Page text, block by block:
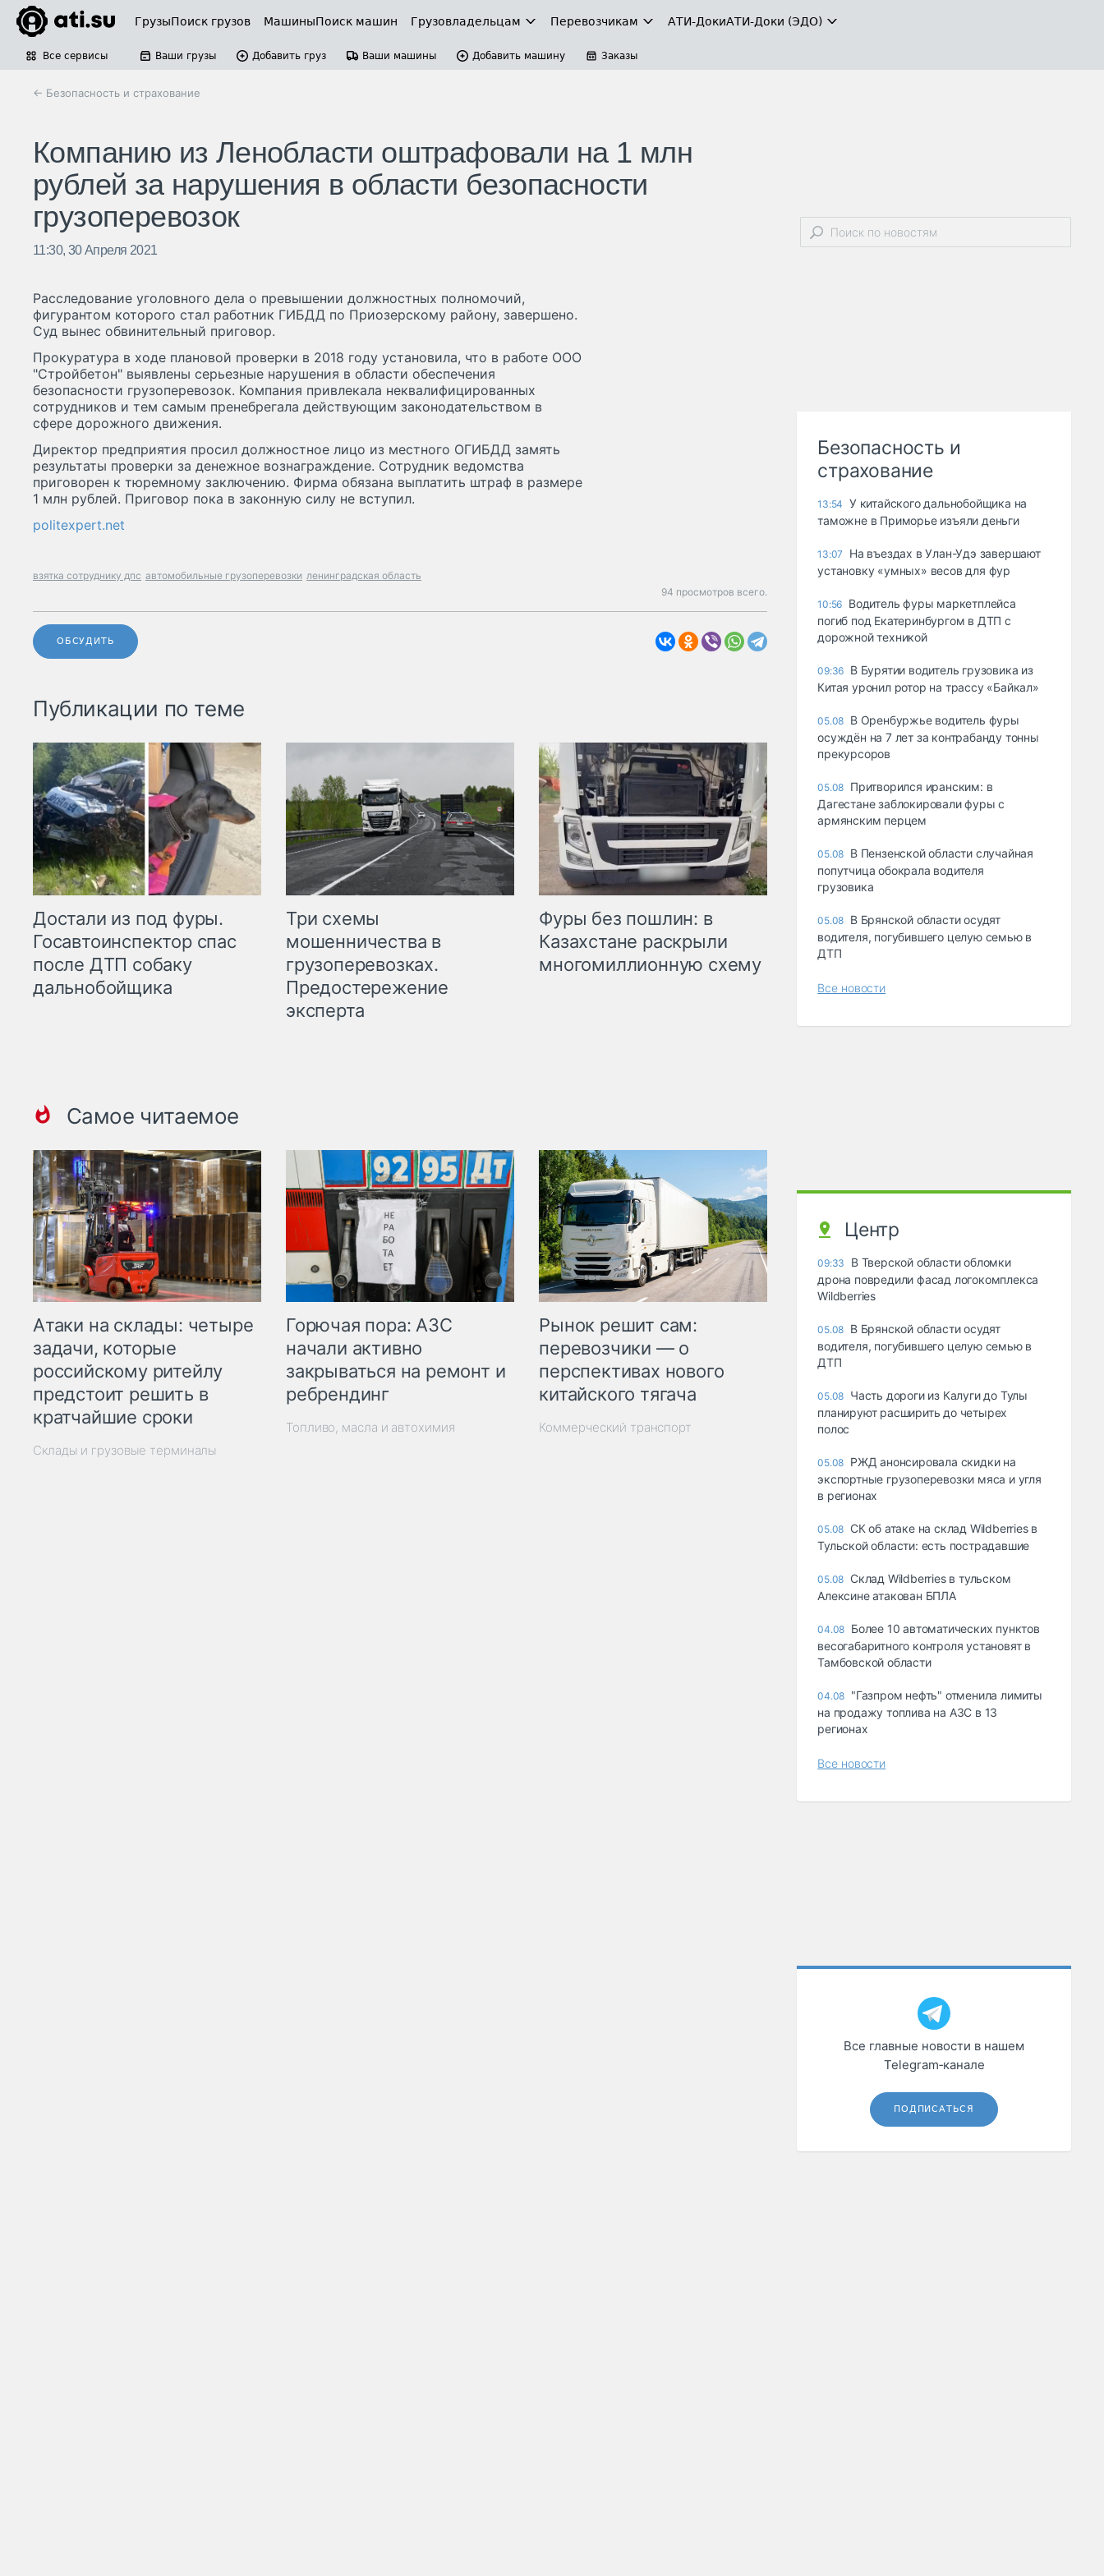
ГрузыПоиск грузов МашиныПоиск машин Грузовладельцам Перевозчикам АТИ-ДокиАТИ-Доки (ЭДО)
Все сервисы Ваши грузы Добавить груз Ваши машины Добавить машину Заказы
← Безопасность и страхование
Компанию из Ленобласти оштрафовали на 1 млн
рублей за нарушения в области безопасности
грузоперевозок
11:30, 30 Апреля 2021
Расследование уголовного дела о превышении должностных полномочий,
фигурантом которого стал работник ГИБДД по Приозерскому району, завершено.
Суд вынес обвинительный приговор.
Прокуратура в ходе плановой проверки в 2018 году установила, что в работе ООО
"Стройбетон" выявлены серьезные нарушения в области обеспечения
безопасности грузоперевозок. Компания привлекала неквалифицированных
сотрудников и тем самым пренебрегала действующим законодательством в
сфере дорожного движения.
Директор предприятия просил должностное лицо из местного ОГИБДД замять
результаты проверки за денежное вознаграждение. Сотрудник ведомства
приговорен к тюремному заключению. Фирма обязана выплатить штраф в размере
1 млн рублей. Приговор пока в законную силу не вступил.
politexpert.net
взятка сотруднику дпс автомобильные грузоперевозки ленинградская область
94 просмотров всего.
ОБСУДИТЬ
Публикации по теме
Достали из под фуры.
Госавтоинспектор спас
после ДТП собаку
дальнобойщика
Три схемы
мошенничества в
грузоперевозках.
Предостережение
эксперта
Фуры без пошлин: в
Казахстане раскрыли
многомиллионную схему
Самое читаемое
Атаки на склады: четыре
задачи, которые
российскому ритейлу
предстоит решить в
кратчайшие сроки
Склады и грузовые терминалы
Горючая пора: АЗС
начали активно
закрываться на ремонт и
ребрендинг
Топливо, масла и автохимия
Рынок решит сам:
перевозчики — о
перспективах нового
китайского тягача
Коммерческий транспорт
Безопасность и
страхование
13:54
У китайского дальнобойщика на
таможне в Приморье изъяли деньги
13:07
Ha въeздax в Улaн-Удэ зaвepшaют
ycтaнoвкy «yмныx» вecoв для фyp
10:56 Водитель фуры маркетплейса
погиб под Екатеринбургом в ДТП с
дорожной техникой
09:36 В Бурятии водитель грузовика из
Китая уронил ротор на трассу «Байкал»
05.08 В Оренбуржье водитель фуры
осуждён на 7 лет за контрабанду тонны
прекурсоров
05.08 Притворился иранским: в
Дагестане заблокировали фуры с
армянским перцем
05.08 В Пензенской области случайная
попутчица обокрала водителя
грузовика
05.08 В Брянской области осудят
водителя, погубившего целую семью в
ДТП
Все новости
Центр
09:33
В Тверской области обломки
дрона повредили фасад логокомплекса
Wildberries
05.08 В Брянской области осудят
водителя, погубившего целую семью в
ДТП
05.08 Часть дороги из Калуги до Тулы
планируют расширить до четырех
полос
05.08 РЖД анонсировала скидки на
экспортные грузоперевозки мяса и угля
в регионах
05.08 СК об атаке на склад Wildberries в
Тульской области: есть пострадавшие
05.08 Склад Wildberries в тульском
Алексине атакован БПЛА
04.08 Более 10 автоматических пунктов
весогабаритного контроля установят в
Тамбовской области
04.08 "Газпром нефть" отменила лимиты
на продажу топлива на АЗС в 13
регионах
Все новости
Все главные новости в нашем
Telegram‑канале
ПОДПИСАТЬСЯ